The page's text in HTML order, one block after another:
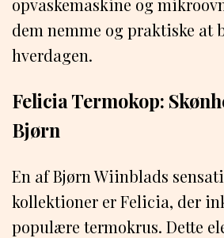
opvaskemaskine og
dem nemme og praktiske at
hverdagen.
Felicia Termokop:
Bjørn
En af Bjørn Wiinblads
kollektioner er Felicia, der
populære termokrus. Dette